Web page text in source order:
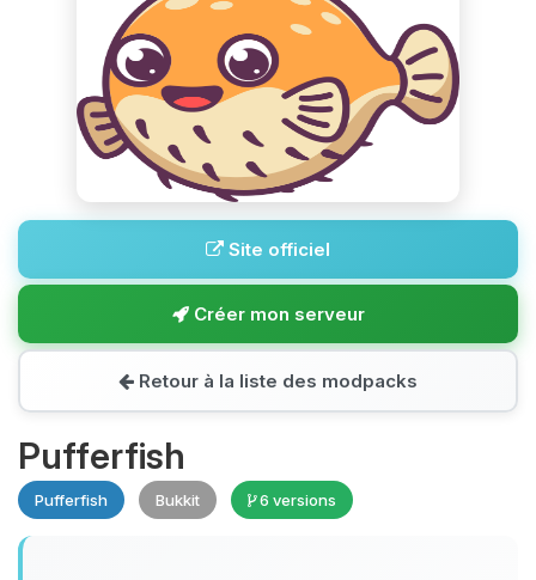
Site officiel
Créer mon serveur
Retour à la liste des modpacks
Pufferfish
Pufferfish Bukkit 6 versions